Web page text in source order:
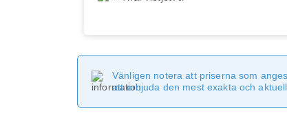
Vänligen notera att priserna som
att erbjuda den mest exakta och